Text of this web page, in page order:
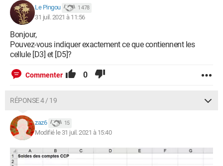
Le Pingou 1 478
31 juil. 2021 à 11:56
Bonjour,
Pouvez-vous indiquer exactement ce que contiennent les
cellule [D3] et [D5]?
Commenter 0
RÉPONSE 4 / 19
zaz6 15
Modifié le 31 juil. 2021 à 15:40